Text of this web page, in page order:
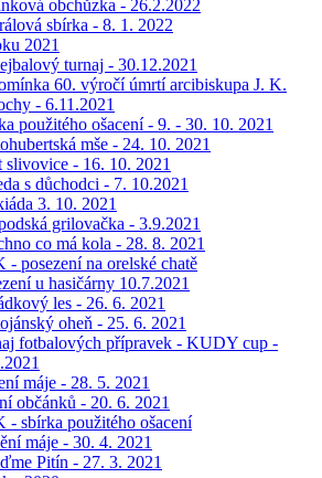
obchůzka - 26.2.2022
sbírka - 8. 1. 2022
2021
turnaj - 30.12.2021
60. výročí úmrtí arcibiskupa J. K.
- 6.11.2021
použitého ošacení - 9. - 30. 10. 2021
mše - 24. 10. 2021
slivovice - 16. 10. 2021
s důchodci - 7. 10.2021
3. 10. 2021
grilovačka - 3.9.2021
co má kola - 28. 8. 2021
- posezení na orelské chatě
u hasičárny 10.7.2021
les - 26. 6. 2021
oheň - 25. 6. 2021
fotbalových přípravek - KUDY cup -
máje - 28. 5. 2021
občánků - 20. 6. 2021
- sbírka použitého ošacení
máje - 30. 4. 2021
Pitín - 27. 3. 2021